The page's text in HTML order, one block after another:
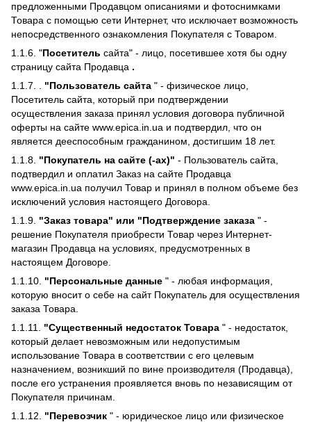
предложенными Продавцом описаниями и фотоснимками
Товара с помощью сети Интернет, что исключает возможность
непосредственного ознакомления Покупателя с Товаром.
1.1.6. "Посетитель сайта" - лицо, посетившее хотя бы одну
страницу сайта Продавца .
1.1.7. . "Пользователь сайта " - физическое лицо,
Посетитель сайта, который при подтверждении
осуществления заказа принял условия договора публичной
оферты на сайте www.epica.in.ua и подтвердил, что он
является дееспособным гражданином, достигшим 18 лет.
1.1.8. "Покупатель на сайте (-ах)" - Пользователь сайта,
подтвердил и оплатил Заказ на сайте Продавца
www.epica.in.ua получил Товар и принял в полном объеме без
исключений условия настоящего Договора.
1.1.9. "Заказ товара" или "Подтверждение заказа " -
решение Покупателя приобрести Товар через Интернет-
магазин Продавца на условиях, предусмотренных в
настоящем Договоре.
1.1.10. "Персональные данные " - любая информация,
которую вносит о себе на сайт Покупатель для осуществления
заказа Товара.
1.1.11. "Существенный недостаток Товара " - недостаток,
который делает невозможным или недопустимым
использование Товара в соответствии с его целевым
назначением, возникший по вине производителя (Продавца),
после его устранения проявляется вновь по независящим от
Покупателя причинам.
1.1.12. "Перевозчик " - юридическое лицо или физическое